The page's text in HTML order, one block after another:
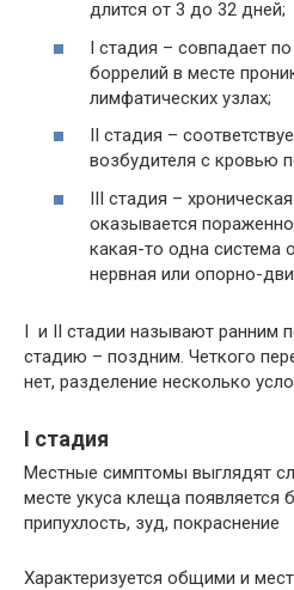
длится от 3 до 32 дней;
I стадия – совпадает
боррелий в месте
лимфатических узлах;
II стадия –
возбудителя с кровью
III стадия –
оказывается
какая-то одна система
нервная или опорно-
I и II стадии называют ранним
стадию – поздним. Четкого
нет, разделение несколько
I стадия
Местные симптомы выглядят
месте укуса клеща появляется
припухлость, зуд, покраснение
Характеризуется общими и